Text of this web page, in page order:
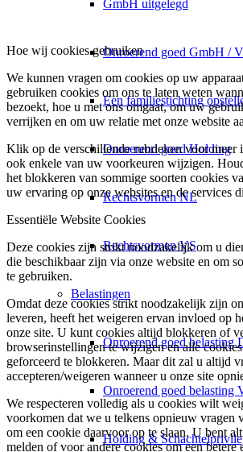
GmbH uitgelegd
Onroerend goed GmbH /
Een familiestichting
Onroerend goed Holding
Rechtsvormen NL
Rechtsvormen VS
Belastingen
Onroerend goed belasting
Onroerend goed belasting
Holding &
Hoe wij cookies gebruiken
We kunnen vragen om cookies op uw
gebruiken cookies om ons te laten weten
bezoekt, hoe u met ons omgaat, om uw
verrijken en om uw relatie met onze website
Klik op de verschillende rubrieken voor meer
ook enkele van uw voorkeuren wijzigen.
het blokkeren van sommige soorten cookies
uw ervaring op onze websites en de services
Essentiële Website Cookies
Deze cookies zijn strikt noodzakelijk om u
die beschikbaar zijn via onze website en om
te gebruiken.
Omdat deze cookies strikt noodzakelijk zijn
leveren, heeft het weigeren ervan invloed op
onze site. U kunt cookies altijd blokkeren of
browserinstellingen te wijzigen en alle
geforceerd te blokkeren. Maar dit zal u altijd
accepteren/weigeren wanneer u onze site
We respecteren volledig als u cookies wilt
voorkomen dat we u telkens opnieuw vragen
om een cookie daarvoor op te slaan. U bent
melden of voor andere cookies om een betere